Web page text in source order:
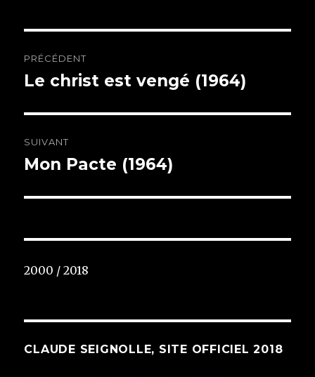
de
PRÉCÉDENT
Article
Le christ est vengé (1964)
SUIVANT
Article
Mon Pacte (1964)
2000 / 2018
CLAUDE SEIGNOLLE, SITE OFFICIEL 2018